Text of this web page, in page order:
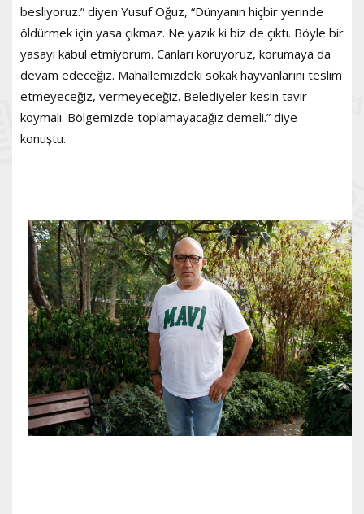
besliyoruz.” diyen Yusuf Oğuz, “Dünyanın hiçbir yerinde
öldürmek için yasa çıkmaz. Ne yazık ki biz de çıktı. Böyle bir
yasayı kabul etmiyorum. Canları koruyoruz, korumaya da
devam edeceğiz. Mahallemizdeki sokak hayvanlarını teslim
etmeyeceğiz, vermeyeceğiz. Belediyeler kesin tavır
koymalı. Bölgemizde toplamayacağız demeli.” diye
konuştu.